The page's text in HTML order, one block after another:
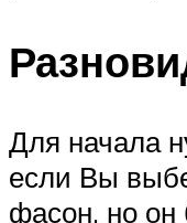
Для начала
если Вы
фасон, но он